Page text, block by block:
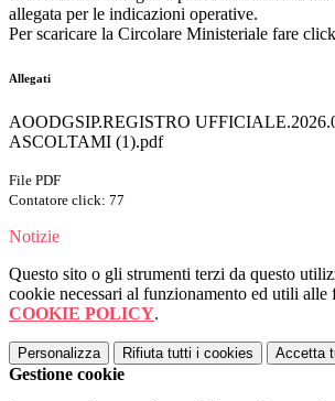
allegata per le indicazioni operative.
Per scaricare la Circolare Ministeriale fare
Allegati
AOODGSIP.REGISTRO
ASCOLTAMI (1).pdf
File PDF
Contatore click: 77
Notizie
Questo sito o gli strumenti terzi da questo
cookie necessari al funzionamento ed utili alle
COOKIE POLICY.
Personalizza Rifiuta tutti i cookies Accetta
Gestione cookie